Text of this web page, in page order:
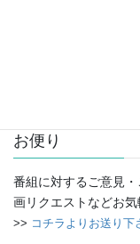
イ
ブ
お便り
番組に対するご意見
画リクエストなどお気
>> コチラよりお送り下